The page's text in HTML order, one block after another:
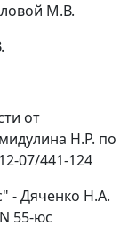
М.В.
от
Н.Р. по
07/441-124
- Дяченко Н.А.
55-юс